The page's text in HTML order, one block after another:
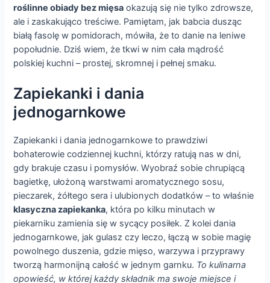
roślinne obiady bez mięsa okazują się nie tylko zdrowsze,
ale i zaskakująco treściwe. Pamiętam, jak babcia dusząc
białą fasolę w pomidorach, mówiła, że to danie na leniwe
popołudnie. Dziś wiem, że tkwi w nim cała mądrość
polskiej kuchni – prostej, skromnej i pełnej smaku.
Zapiekanki i dania
jednogarnkowe
Zapiekanki i dania jednogarnkowe to prawdziwi
bohaterowie codziennej kuchni, którzy ratują nas w dni,
gdy brakuje czasu i pomysłów. Wyobraź sobie chrupiącą
bagietkę, ułożoną warstwami aromatycznego sosu,
pieczarek, żółtego sera i ulubionych dodatków – to właśnie
klasyczna zapiekanka, która po kilku minutach w
piekarniku zamienia się w sycący posiłek. Z kolei dania
jednogarnkowe, jak gulasz czy leczo, łączą w sobie magię
powolnego duszenia, gdzie mięso, warzywa i przyprawy
tworzą harmonijną całość w jednym garnku. To kulinarna
opowieść, w której każdy składnik ma swoje miejsce i